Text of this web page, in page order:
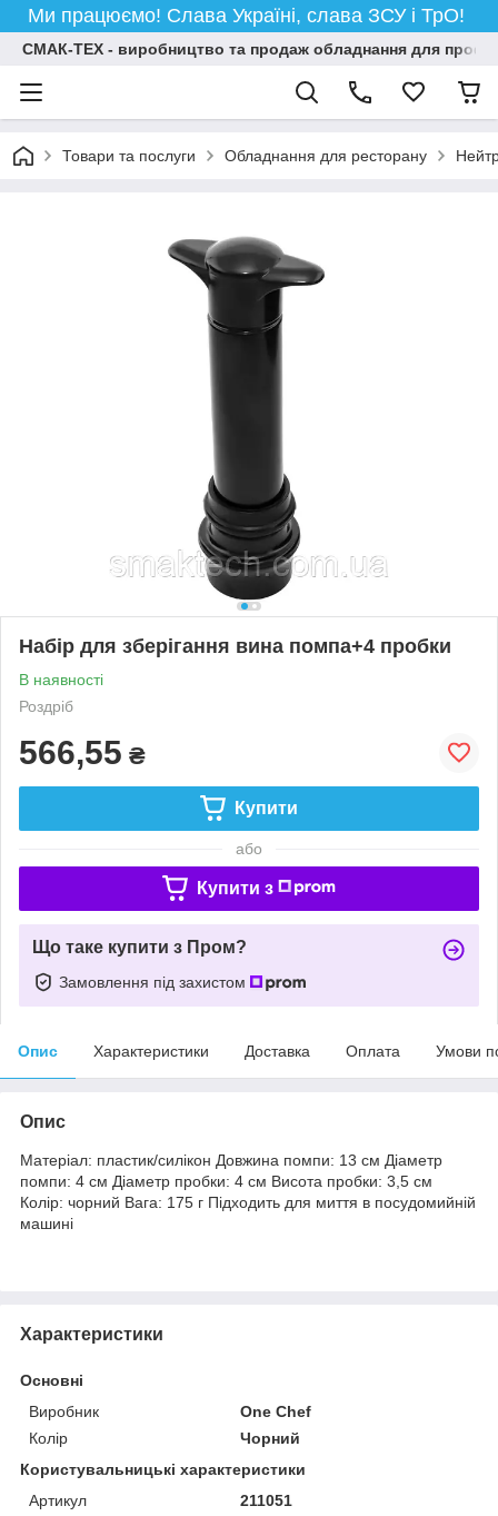
Ми працюємо! Слава Україні, слава ЗСУ і ТрО!
СМАК-ТЕХ - виробництво та продаж обладнання для
Товари та послуги Обладнання для ресторану
Набір для зберігання вина помпа+4 пробки
В наявності
Роздріб
566,55 ₴
Купити
або
Купити з
Що таке купити з Пром?
Замовлення під захистом
Опис Характеристики Доставка Оплата Умови
Опис
Матеріал: пластик/силікон Довжина помпи: 13 см Діаметр
помпи: 4 см Діаметр пробки: 4 см Висота пробки: 3,5 см
Колір: чорний Вага: 175 г Підходить для миття в посудомийній
машині
Характеристики
Основні
Виробник
One Chef
Колір
Чорний
Користувальницькі характеристики
Артикул
211051